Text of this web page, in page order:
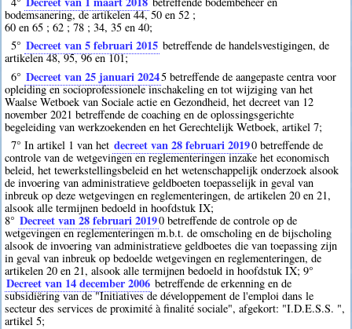
bodemsanering, de artikelen 44, 50 en 52 ;
60 en 65 ; 62 ; 78 ; 34, 35 en 40;
5° Decreet van 5 februari 2015 betreffende de handelsvestigingen, de
artikelen 48, 95, 96 en 101;
6° Decreet van 25 januari 20245betreffende de aangepaste centra voor
opleiding en socioprofessionele inschakeling en tot wijziging van het
Waalse Wetboek van Sociale actie en Gezondheid, het decreet van 12
november 2021 betreffende de coaching en de oplossingsgerichte
begeleiding van werkzoekenden en het Gerechtelijk Wetboek, artikel 7;
7° In artikel 1 van het decreet van 28 februari 20190betreffende de
controle van de wetgevingen en reglementeringen inzake het economisch
beleid, het tewerkstellingsbeleid en het wetenschappelijk onderzoek alsook
de invoering van administratieve geldboeten toepasselijk in geval van
inbreuk op deze wetgevingen en reglementeringen, de artikelen 20 en 21,
alsook alle termijnen bedoeld in hoofdstuk IX;
8° Decreet van 28 februari 20190 betreffende de controle op de
wetgevingen en reglementeringen m.b.t. de omscholing en de bijscholing
alsook de invoering van administratieve geldboetes die van toepassing zijn
in geval van inbreuk op bedoelde wetgevingen en reglementeringen, de
artikelen 20 en 21, alsook alle termijnen bedoeld in hoofdstuk IX; 9°
Decreet van 14 december 2006 betreffende de erkenning en de
subsidiëring van de "Initiatives de développement de l'emploi dans le
secteur des services de proximité à finalité sociale", afgekort: "I.D.E.S.S. ",
artikel 5;